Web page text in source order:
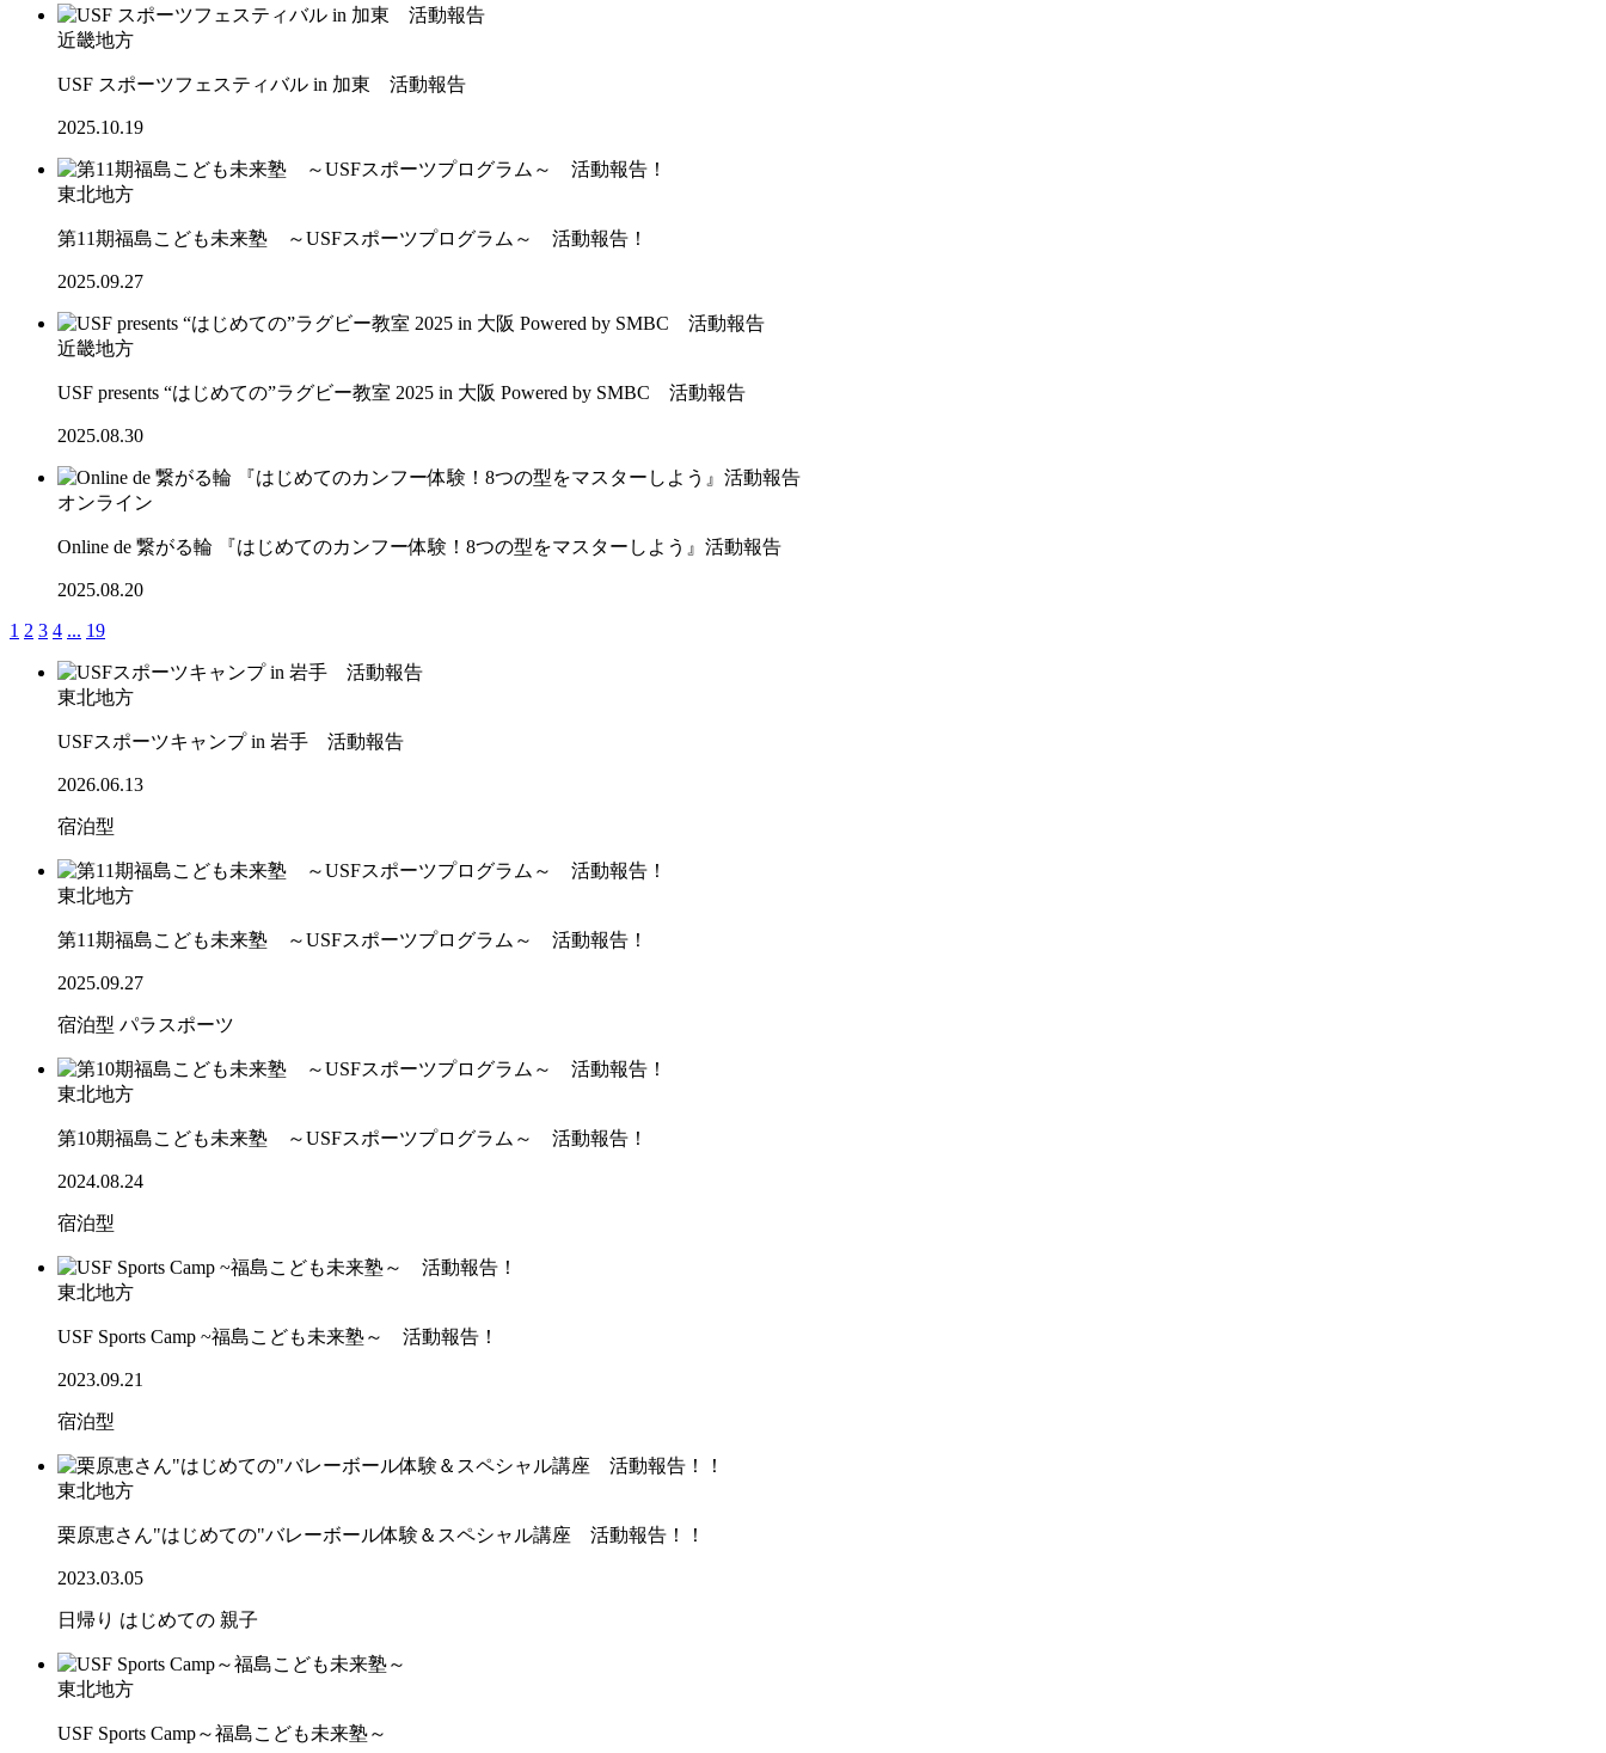
近畿地方
USF スポーツフェスティバル in 加東 活動報告
2025.10.19
東北地方
第11期福島こども未来塾 ～USFスポーツプログラム～ 活動報告！
2025.09.27
近畿地方
USF presents “はじめての”ラグビー教室 2025 in 大阪 Powered by SMBC 活動報告
2025.08.30
オンライン
Online de 繋がる輪 『はじめてのカンフー体験！8つの型をマスターしよう』活動報告
2025.08.20
1 2 3 4 ... 19
東北地方
USFスポーツキャンプ in 岩手 活動報告
2026.06.13
宿泊型
東北地方
第11期福島こども未来塾 ～USFスポーツプログラム～ 活動報告！
2025.09.27
宿泊型 パラスポーツ
東北地方
第10期福島こども未来塾 ～USFスポーツプログラム～ 活動報告！
2024.08.24
宿泊型
東北地方
USF Sports Camp ~福島こども未来塾～ 活動報告！
2023.09.21
宿泊型
東北地方
栗原恵さん"はじめての"バレーボール体験＆スペシャル講座 活動報告！！
2023.03.05
日帰り はじめての 親子
東北地方
USF Sports Camp～福島こども未来塾～